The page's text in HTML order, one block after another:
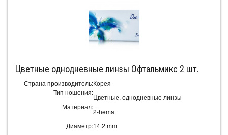
Цветные однодневные линзы Офтальмикс 2 шт.
Страна производитель:
Тип ношения:
Материал:
Корея
Цветные, однодневные линзы
2-hema
Диаметр:14.2 mm